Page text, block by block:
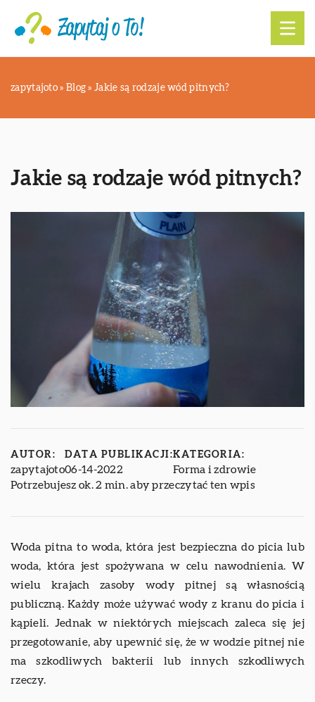
zapytajoto » Blog »Jakie są rodzaje wód pitnych?
Jakie są rodzaje wód pitnych?
AUTOR:
zapytajoto
DATA PUBLIKACJI:
06-14-2022
KATEGORIA:
Forma i zdrowie
Potrzebujesz ok. 2 min. aby przeczytać ten wpis
Woda pitna to woda, która jest bezpieczna do picia lub
woda, która jest spożywana w celu nawodnienia. W
wielu krajach zasoby wody pitnej są własnością
publiczną. Każdy może używać wody z kranu do picia i
kąpieli. Jednak w niektórych miejscach zaleca się jej
przegotowanie, aby upewnić się, że w wodzie pitnej nie
ma szkodliwych bakterii lub innych szkodliwych
rzeczy.